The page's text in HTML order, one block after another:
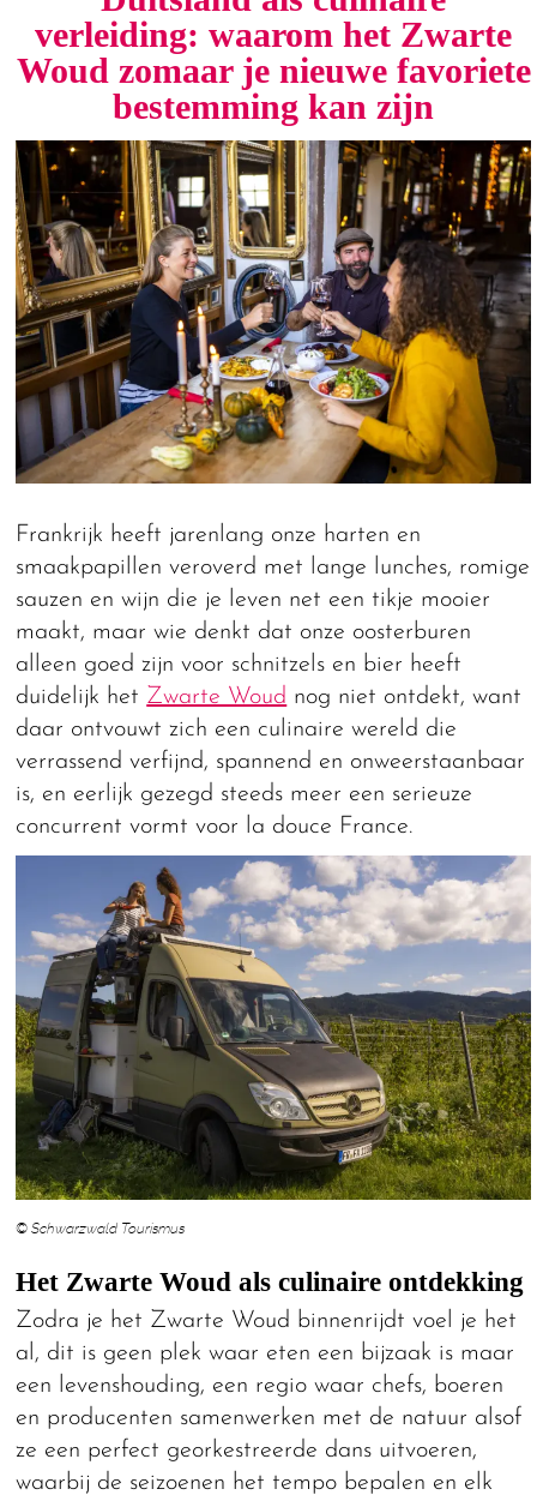
verleiding: waarom het Zwarte
Woud zomaar je nieuwe favoriete
bestemming kan zijn
Frankrijk heeft jarenlang onze harten en
smaakpapillen veroverd met lange lunches, romige
sauzen en wijn die je leven net een tikje mooier
maakt, maar wie denkt dat onze oosterburen
alleen goed zijn voor schnitzels en bier heeft
duidelijk het Zwarte Woud nog niet ontdekt, want
daar ontvouwt zich een culinaire wereld die
verrassend verfijnd, spannend en onweerstaanbaar
is, en eerlijk gezegd steeds meer een serieuze
concurrent vormt voor la douce France.
© Schwarzwald Tourismus
Het Zwarte Woud als culinaire ontdekking
Zodra je het Zwarte Woud binnenrijdt voel je het
al, dit is geen plek waar eten een bijzaak is maar
een levenshouding, een regio waar chefs, boeren
en producenten samenwerken met de natuur alsof
ze een perfect georkestreerde dans uitvoeren,
waarbij de seizoenen het tempo bepalen en elk